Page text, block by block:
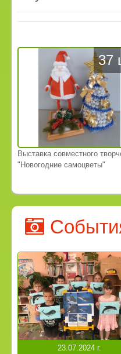
37
Выставка совместного
"Новогодние самоцветы"
23.07.2024 г.